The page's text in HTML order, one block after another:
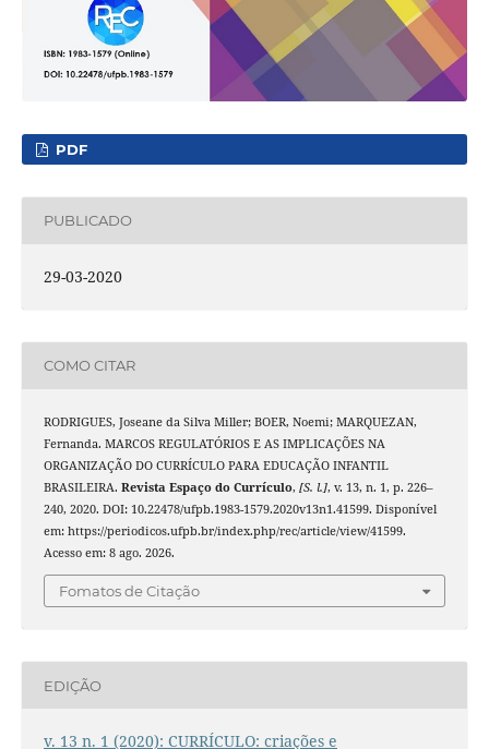
PDF
PUBLICADO
29-03-2020
COMO CITAR
RODRIGUES, Joseane da Silva Miller; BOER, Noemi; MARQUEZAN,
Fernanda. MARCOS REGULATÓRIOS E AS IMPLICAÇÕES NA
ORGANIZAÇÃO DO CURRÍCULO PARA EDUCAÇÃO INFANTIL
BRASILEIRA. Revista Espaço do Currículo, [S. l.], v. 13, n. 1, p. 226–
240, 2020. DOI: 10.22478/ufpb.1983-1579.2020v13n1.41599. Disponível
em: https://periodicos.ufpb.br/index.php/rec/article/view/41599.
Acesso em: 8 ago. 2026.
Fomatos de Citação
EDIÇÃO
v. 13 n. 1 (2020): CURRÍCULO: criações e